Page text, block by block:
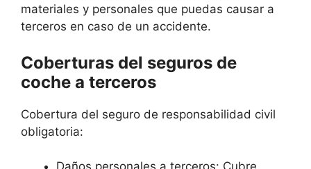
materiales y personales que puedas causar a
terceros en caso de un accidente.
Coberturas del seguros de
coche a terceros
Cobertura del seguro de responsabilidad civil
obligatoria: